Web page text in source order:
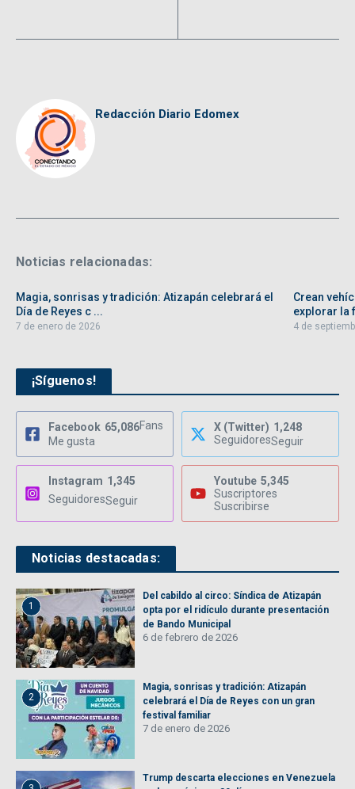
Redacción Diario Edomex
Noticias relacionadas:
Magia, sonrisas y tradición: Atizapán celebrará el
Día de Reyes c ...
7 de enero de 2026
Crean
explorar la
4 de
¡Síguenos!
Facebook 65,086Fans
Me gusta
X (Twitter) 1,248
SeguidoresSeguir
Instagram 1,345
SeguidoresSeguir
Youtube 5,345
Suscriptores
Suscribirse
Noticias destacadas:
1
Del cabildo al circo: Síndica de Atizapán
opta por el ridículo durante presentación
de Bando Municipal
6 de febrero de 2026
2
Magia, sonrisas y tradición: Atizapán
celebrará el Día de Reyes con un gran
festival familiar
7 de enero de 2026
Trump descarta elecciones en Venezuela